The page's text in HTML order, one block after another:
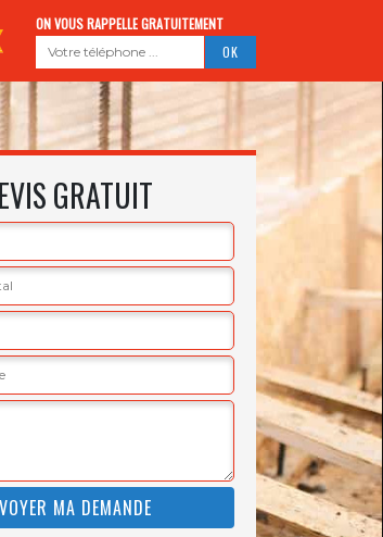
ON VOUS RAPPELLE GRATUITEMENT
GRATUIT